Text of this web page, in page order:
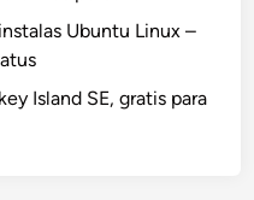
Ubuntu Linux –
Island SE, gratis para